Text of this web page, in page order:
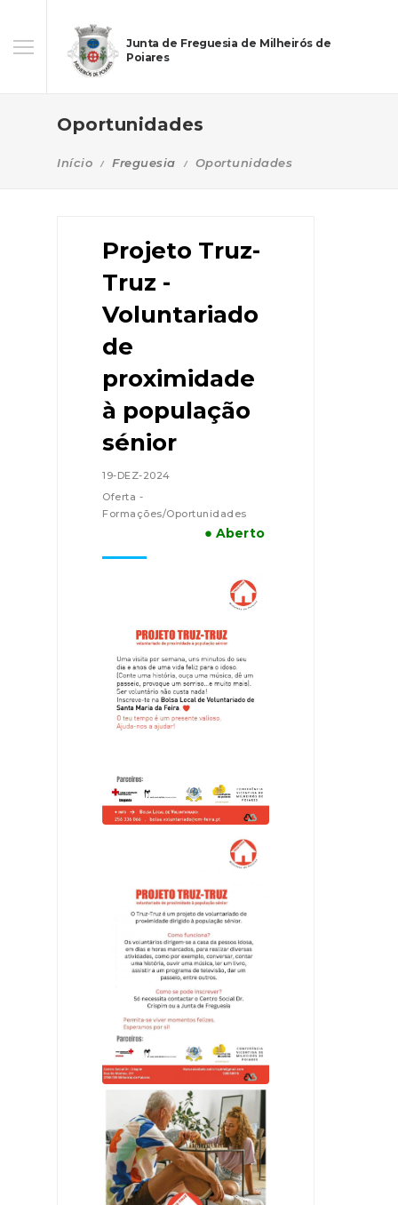
Junta de Freguesia de Milheirós de
Poiares
Oportunidades
Início Freguesia Oportunidades
Projeto Truz-
Truz -
Voluntariado
de
proximidade
à população
sénior
19-DEZ-2024
Oferta -
Formações/Oportunidades
● Aberto